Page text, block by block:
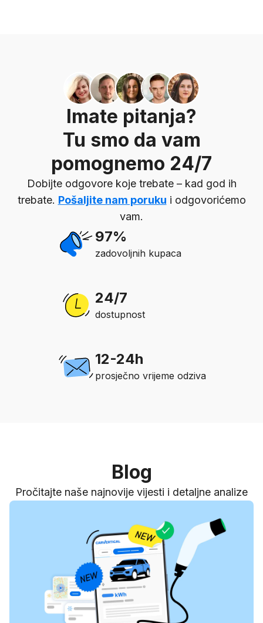
Imate pitanja?
Tu smo da vam
pomognemo 24/7
Dobijte odgovore koje trebate – kad god ih
trebate. Pošaljite nam poruku i odgovorićemo
vam.
97%
zadovoljnih kupaca
24/7
dostupnost
12-24h
prosječno vrijeme odziva
Blog
Pročitajte naše najnovije vijesti i detaljne analize